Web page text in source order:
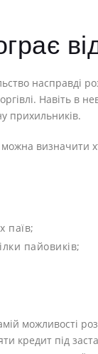
насправді
Навіть в
прихильників.
визначити
паїв;
пайовиків;
можливості
кредит під